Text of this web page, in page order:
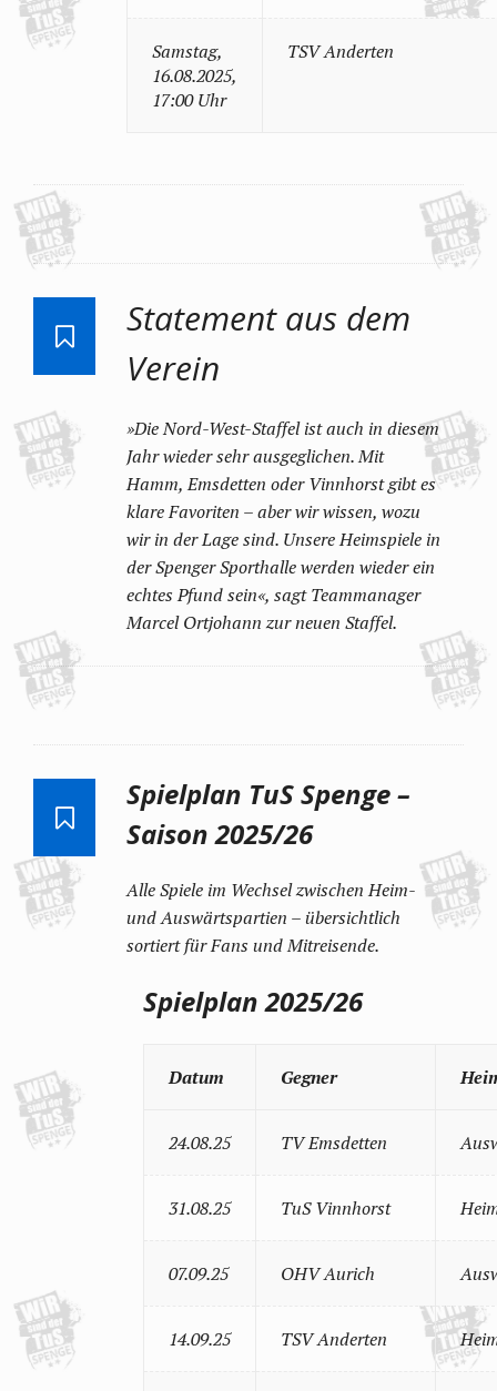
Samstag,
16.08.2025,
17:00 Uhr
TSV Anderten
Statement aus dem
Verein
»Die Nord-West-Staffel ist auch in diesem
Jahr wieder sehr ausgeglichen. Mit
Hamm, Emsdetten oder Vinnhorst gibt es
klare Favoriten – aber wir wissen, wozu
wir in der Lage sind. Unsere Heimspiele in
der Spenger Sporthalle werden wieder ein
echtes Pfund sein«, sagt Teammanager
Marcel Ortjohann zur neuen Staffel.
Spielplan TuS Spenge –
Saison 2025/26
Alle Spiele im Wechsel zwischen Heim-
und Auswärtspartien – übersichtlich
sortiert für Fans und Mitreisende.
Spielplan 2025/26
Datum Gegner
24.08.25 TV Emsdetten
31.08.25 TuS Vinnhorst
07.09.25 OHV Aurich
14.09.25 TSV Anderten